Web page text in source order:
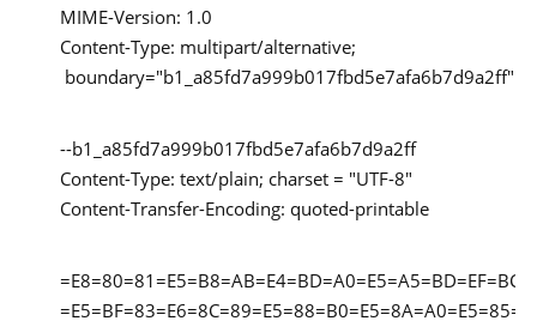
MIME-Version: 1.0
Content-Type: multipart/alternative;
boundary="b1_a85fd7a999b017fbd5e7afa6b7d9a2ff"
--b1_a85fd7a999b017fbd5e7afa6b7d9a2ff
Content-Type: text/plain; charset = "UTF-8"
Content-Transfer-Encoding: quoted-printable